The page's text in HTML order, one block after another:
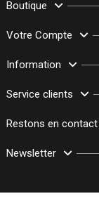
Boutique
Votre Compte
Information
Service clients
Restons en contact
Newsletter